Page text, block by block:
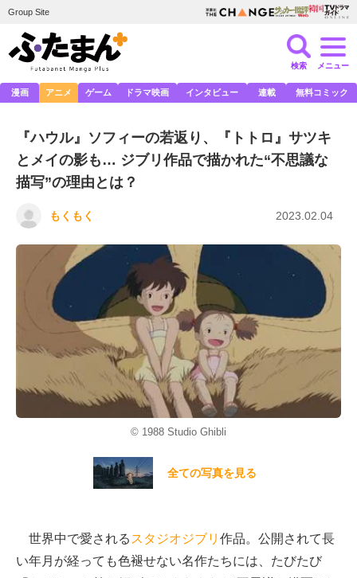
Group Site
検索 メニュー
漫画 アニメ ゲーム ドラマ映画 インタビュー 連載 無料コミック
『ハウル』ソフィーの若返り、『トトロ』サツキ
とメイの影も… ジブリ作品で描かれた“不思議な
描写”の理由とは？
もくもく 2023.02.04
© 1988 Studio Ghibli
全ての写真を見る
世界中で愛される スタジオジブリ 作品。公開されて長
い年月が経っても色褪せない名作たちには、たびたび